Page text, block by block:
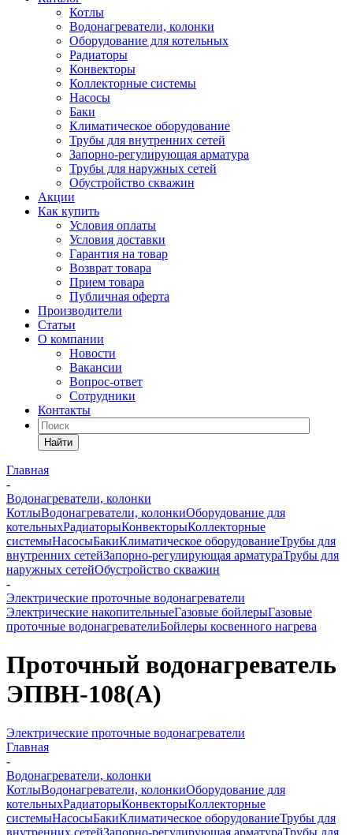
Котлы
Водонагреватели, колонки
Оборудование для котельных
Радиаторы
Конвекторы
Коллекторные системы
Насосы
Баки
Климатическое оборудование
Трубы для внутренних сетей
Запорно-регулирующая арматура
Трубы для наружных сетей
Обустройство скважин
Акции
Как купить
Условия оплаты
Условия доставки
Гарантия на товар
Возврат товара
Прием товара
Публичная оферта
Производители
Статьи
О компании
Новости
Вакансии
Вопрос-ответ
Сотрудники
Контакты
Найти
Главная
-
Водонагреватели, колонки
КотлыВодонагреватели, колонкиОборудование для
котельныхРадиаторыКонвекторыКоллекторные
системыНасосыБакиКлиматическое оборудованиеТрубы для
внутренних сетейЗапорно-регулирующая арматураТрубы для
наружных сетейОбустройство скважин
-
Электрические проточные водонагреватели
Электрические накопительныеГазовые бойлерыГазовые
проточные водонагревателиБойлеры косвенного нагрева
Проточный водонагреватель
ЭПВН-108(А)
Электрические проточные водонагреватели
Главная
-
Водонагреватели, колонки
КотлыВодонагреватели, колонкиОборудование для
котельныхРадиаторыКонвекторыКоллекторные
системыНасосыБакиКлиматическое оборудованиеТрубы для
внутренних сетейЗапорно-регулирующая арматураТрубы для